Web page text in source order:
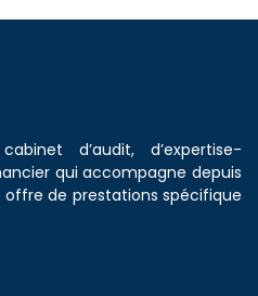
d’audit, d’expertise-
qui accompagne depuis
de prestations spécifique